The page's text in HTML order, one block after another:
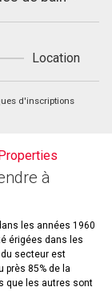
Location
d'inscriptions
à
les années 1960
érigées dans les
secteur est
près 85% de la
que les autres sont